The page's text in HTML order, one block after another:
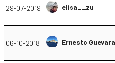
29-07-2019 elisa__zu
06-10-2018 Ernesto Guevara